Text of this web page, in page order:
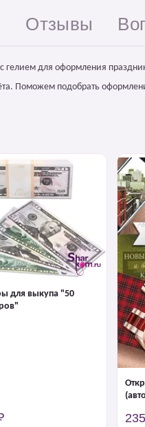
Отзывы
для оформления
Поможем подобрать
для выкупа "50